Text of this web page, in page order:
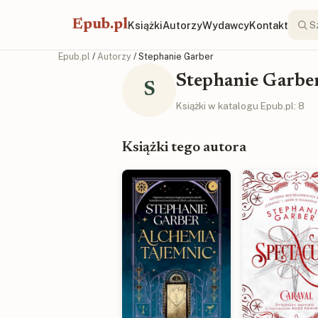
Epub.plKsiążkiAutorzyWydawcyKontakt
Epub.pl / Autorzy / Stephanie Garber
S Stephanie
Książki w katalogu Epub.pl: 8
Książki tego autora